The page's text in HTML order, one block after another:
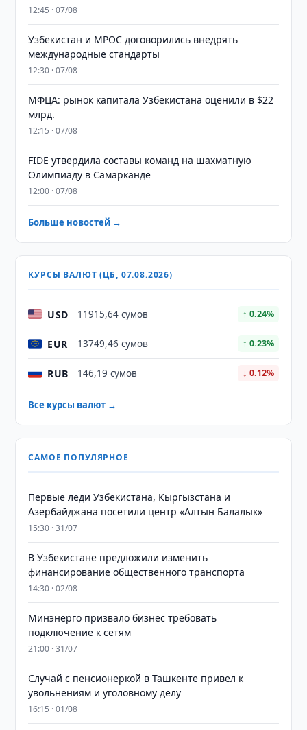
12:45 · 07/08
Узбекистан и MPOC договорились внедрять
международные стандарты
12:30 · 07/08
МФЦА: рынок капитала Узбекистана оценили в $22
млрд.
12:15 · 07/08
FIDE утвердила составы команд на шахматную
Олимпиаду в Самарканде
12:00 · 07/08
Больше новостей →
КУРСЫ ВАЛЮТ (ЦБ, 07.08.2026)
USD 11915,64 сумов ↑ 0.24%
EUR 13749,46 сумов ↑ 0.23%
RUB 146,19 сумов ↓ 0.12%
Все курсы валют →
САМОЕ ПОПУЛЯРНОЕ
Первые леди Узбекистана, Кыргызстана и
Азербайджана посетили центр «Алтын Балалык»
15:30 · 31/07
В Узбекистане предложили изменить
финансирование общественного транспорта
14:30 · 02/08
Минэнерго призвало бизнес требовать
подключение к сетям
21:00 · 31/07
Случай с пенсионеркой в Ташкенте привел к
увольнениям и уголовному делу
16:15 · 01/08